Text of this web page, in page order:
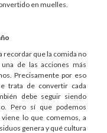
en muelles.
recordar que la comida no
de las acciones más
Precisamente por eso
trata de convertir cada
debe seguir siendo
Pero sí que podemos
lo que comemos, a
genera y qué cultura